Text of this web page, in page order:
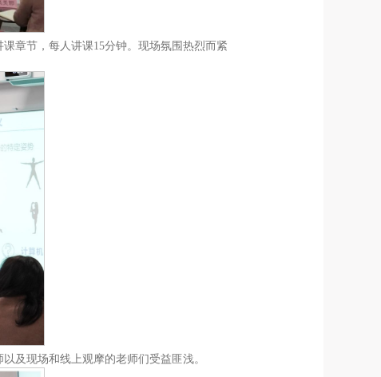
章节，每人讲课15分钟。现场氛围热烈而紧
及现场和线上观摩的老师们受益匪浅。